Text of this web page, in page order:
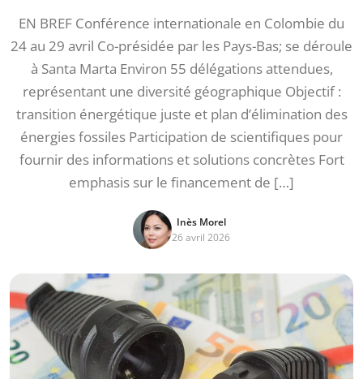
EN BREF Conférence internationale en Colombie du
24 au 29 avril Co-présidée par les Pays-Bas; se déroule
à Santa Marta Environ 55 délégations attendues,
représentant une diversité géographique Objectif :
transition énergétique juste et plan d’élimination des
énergies fossiles Participation de scientifiques pour
fournir des informations et solutions concrètes Fort
emphasis sur le financement de […]
Inès Morel
26 avril 2026